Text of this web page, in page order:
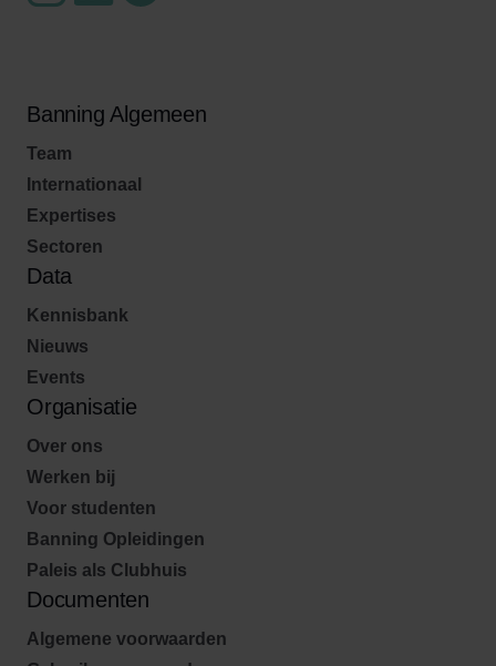
Banning Algemeen
Team
Internationaal
Expertises
Sectoren
Data
Kennisbank
Nieuws
Events
Organisatie
Over ons
Werken bij
Voor studenten
Banning Opleidingen
Paleis als Clubhuis
Documenten
Algemene voorwaarden